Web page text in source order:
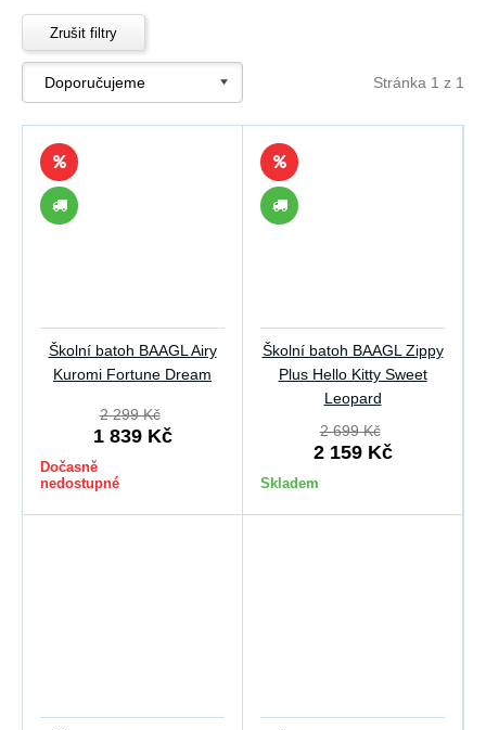
Zrušit filtry
Stránka 1 z 1
Školní batoh BAAGL Airy
Kuromi Fortune Dream
2 299 Kč
1 839 Kč
Dočasně
nedostupné
Školní batoh BAAGL Zippy
Plus Hello Kitty Sweet
Leopard
2 699 Kč
2 159 Kč
Skladem